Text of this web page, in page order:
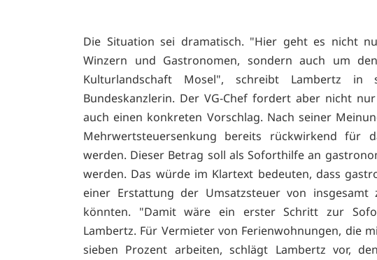
Die Situation sei dramatisch. "Hier geht es nicht
Winzern und Gastronomen, sondern auch um
Kulturlandschaft Mosel", schreibt Lambertz
Bundeskanzlerin. Der VG-Chef fordert aber nicht
auch einen konkreten Vorschlag. Nach seiner
Mehrwertsteuersenkung bereits rückwirkend für
werden. Dieser Betrag soll als Soforthilfe an
werden. Das würde im Klartext bedeuten, dass
einer Erstattung der Umsatzsteuer von insgesamt
könnten. "Damit wäre ein erster Schritt zur
Lambertz. Für Vermieter von Ferienwohnungen, die
sieben Prozent arbeiten, schlägt Lambertz vor,